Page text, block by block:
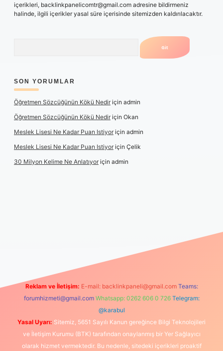
içerikleri, backlinkpanelicomtr@gmail.com adresine bildirmeniz
halinde, ilgili içerikler yasal süre içerisinde sitemizden kaldırılacaktır.
SON YORUMLAR
Öğretmen Sözcüğünün Kökü Nediriçin admin
Öğretmen Sözcüğünün Kökü Nediriçin Okan
Meslek Lisesi Ne Kadar Puan Istiyoriçin admin
Meslek Lisesi Ne Kadar Puan Istiyoriçin Çelik
30 Milyon Kelime Ne Anlatıyoriçin admin
Reklam ve İletişim: E-mail: backlinkpaneli@gmail.com Teams:
forumhizmeti@gmail.com Whatsapp: 0262 606 0 726 Telegram:
@karabul
Yasal Uyarı: Sitemiz, 5651 Sayılı Kanun gereğince Bilgi Teknolojileri
ve İletişim Kurumu (BTK) tarafından onaylanmış bir Yer Sağlayıcı
olarak hizmet vermektedir. Bu nedenle, sitedeki içerikleri proaktif